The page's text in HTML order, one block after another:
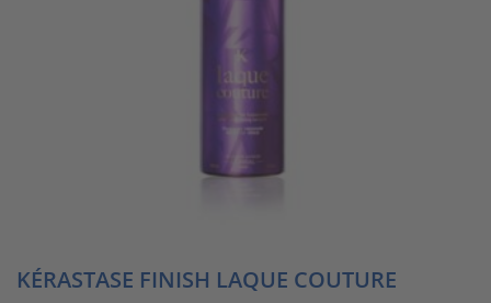
KÉRASTASE FINISH LAQUE COUTURE